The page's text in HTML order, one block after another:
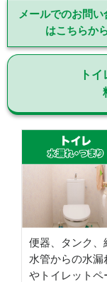
メールでのお問い
はこちらか
ト
便器、タンク、
水管からの水漏
やトイレットペ